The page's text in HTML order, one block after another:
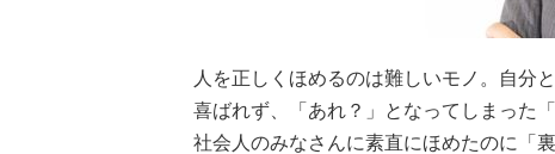
人を正しくほめるのは難しいモノ。自分
喜ばれず、「あれ？」となってしまった
社会人のみなさんに素直にほめたのに「